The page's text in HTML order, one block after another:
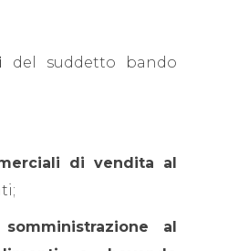
del suddetto bando
di vendita al
al